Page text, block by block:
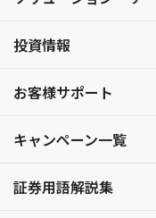
投資情報
お客様サポート
キャンペーン一覧
証券用語解説集